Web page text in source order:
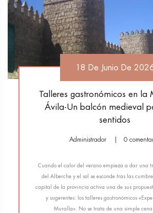
18 De Junio De
Talleres gastronómicos en la
Ávila-Un balcón medieval
sentidos
Administrador 0
Cuando el calor del verano empieza a dar una
del Alberche y el sol se esconde tras las
capital de la provincia activa una de sus
y sugerentes: los talleres gastronómicos
Muralla». No se trata de una simple